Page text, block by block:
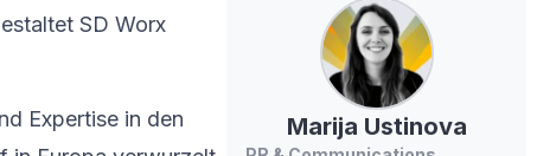
SD Worx
Expertise in den
Marija Ustinova